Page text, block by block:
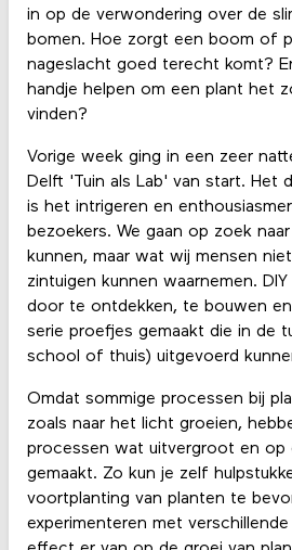
in op de verwondering over de
bomen. Hoe zorgt een boom of
nageslacht goed terecht komt?
handje helpen om een plant het
vinden?
Vorige week ging in een zeer
Delft 'Tuin als Lab' van start. Het
is het intrigeren en
bezoekers. We gaan op zoek
kunnen, maar wat wij mensen
zintuigen kunnen waarnemen.
door te ontdekken, te bouwen
serie proefjes gemaakt die in de
school of thuis) uitgevoerd
Omdat sommige processen bij
zoals naar het licht groeien,
processen wat uitvergroot en op
gemaakt. Zo kun je zelf
voortplanting van planten te
experimenteren met